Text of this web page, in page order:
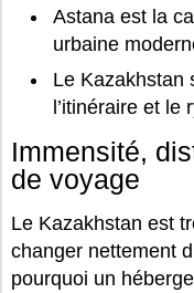
Astana est la
urbaine
Le Kazakhstan
l’itinéraire et le
Immensité,
de voyage
Le Kazakhstan est
changer nettement
pourquoi un